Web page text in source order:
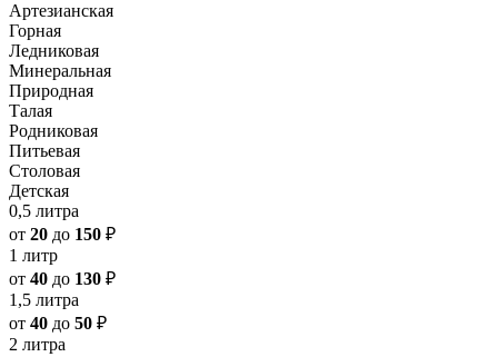
Артезианская
Горная
Ледниковая
Минеральная
Природная
Талая
Родниковая
Питьевая
Столовая
Детская
0,5 литра
от 20 до 150 ₽
1 литр
от 40 до 130 ₽
1,5 литра
от 40 до 50 ₽
2 литра